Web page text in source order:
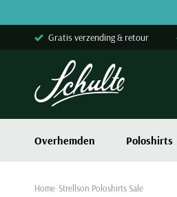
Gratis verzending & retour
Overhemden Poloshirts
Home Strellson Poloshirts Sale